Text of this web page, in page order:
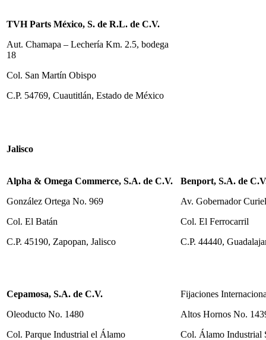
TVH Parts México, S. de R.L. de C.V.
Aut. Chamapa – Lechería Km. 2.5, bodega
18
Col. San Martín Obispo
C.P. 54769, Cuautitlán, Estado de México
Jalisco
Alpha & Omega Commerce, S.A. de C.V.
González Ortega No. 969
Col. El Batán
C.P. 45190, Zapopan, Jalisco
Benport, S.A. de
Av. Gobernador
Col. El Ferrocarril
C.P. 44440,
Cepamosa, S.A. de C.V.
Oleoducto No. 1480
Col. Parque Industrial el Álamo
Fijaciones
Altos Hornos No.
Col. Álamo Industrial